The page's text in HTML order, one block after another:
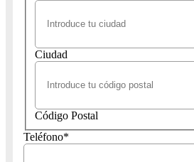
Ciudad
Código Postal
Teléfono*